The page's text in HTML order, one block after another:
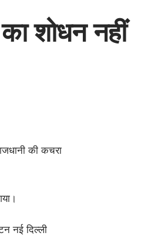
शोधन नहीं
की कचरा
नई दिल्ली